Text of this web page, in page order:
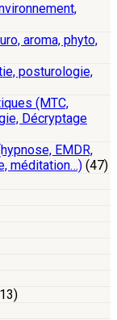
aroma, phyto,
posturologie,
(MTC,
Décryptage
EMDR,
méditation…) (47)